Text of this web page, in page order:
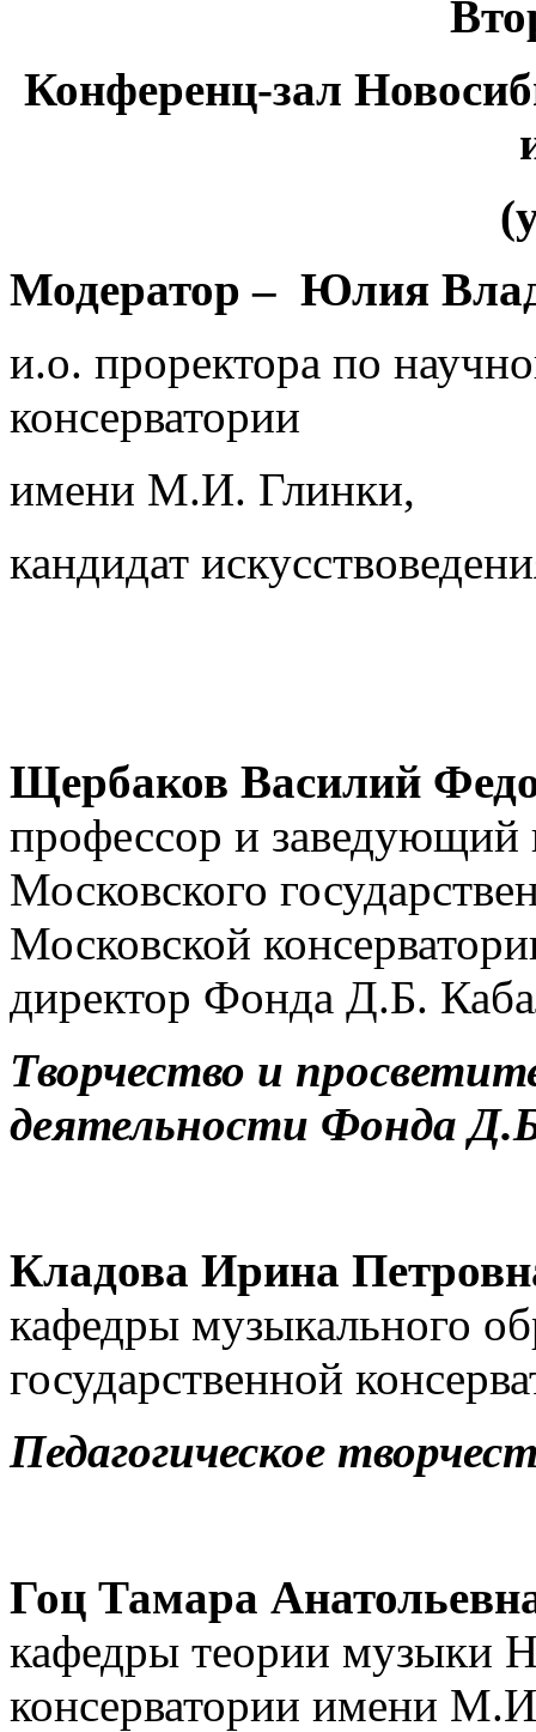
Конференц-зал
Модератор – Юлия
и.о. проректора по
консерватории
имени М.И. Глинки,
кандидат
Щербаков Василий
профессор и заведующий
Московского
Московской
директор Фонда Д.Б.
Творчество и
деятельности Фонда
Кладова Ирина
кафедры музыкального
государственной
Педагогическое
Гоц Тамара
кафедры теории музыки
консерватории имени